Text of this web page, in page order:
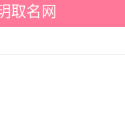
取名网